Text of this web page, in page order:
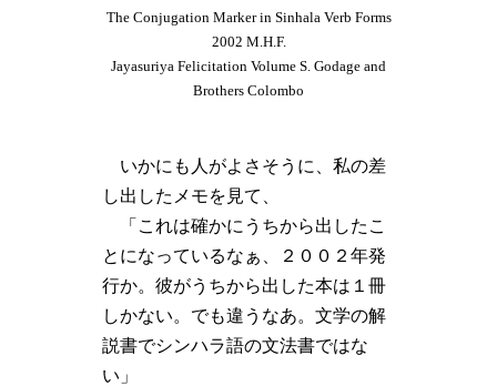
The Conjugation Marker in Sinhala Verb Forms
2002 M.H.F.
Jayasuriya Felicitation Volume S. Godage and
Brothers Colombo
いかにも人がよさそうに、私の差
し出したメモを見て、
「これは確かにうちから出したこ
とになっているなぁ、２００２年発
行か。彼がうちから出した本は１冊
しかない。でも違うなあ。文学の解
説書でシンハラ語の文法書ではな
い」